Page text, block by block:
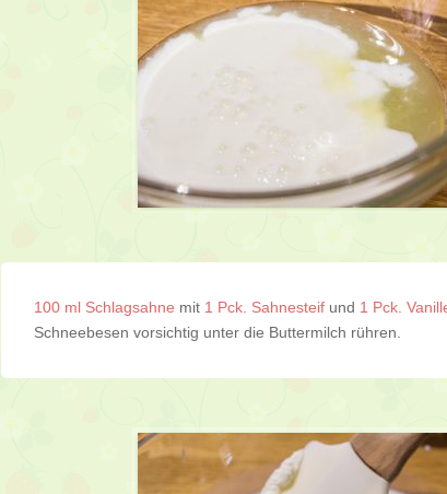
100 ml Schlagsahne mit 1 Pck. Sahnesteif und 1 Pck.
Schneebesen vorsichtig unter die Buttermilch rühren.